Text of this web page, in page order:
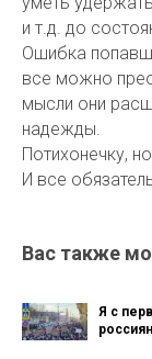
и т.д. до
Ошибка
все можно
мысли они
надежды.
Потихонечку,
И все
Вас также
Я с
россиян